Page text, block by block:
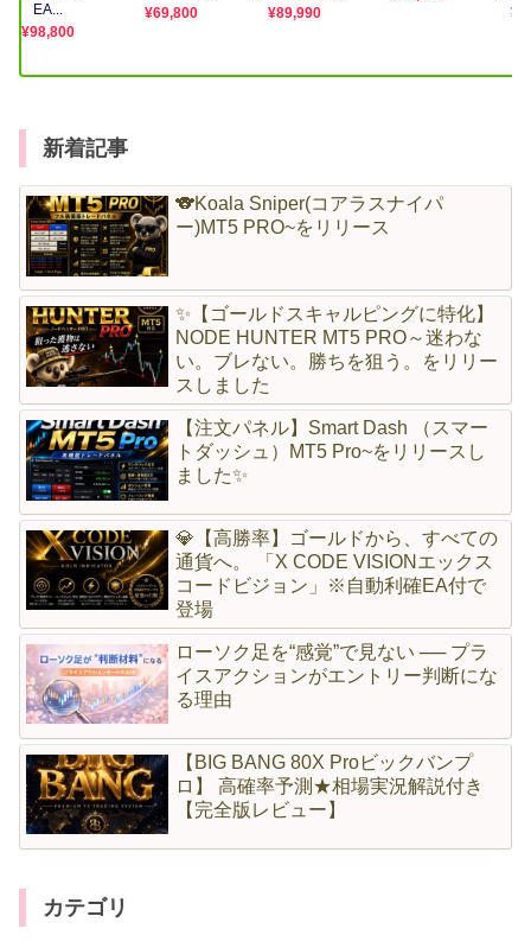
新着記事
🐨Koala Sniper(コアラスナイパ
ー)MT5 PRO~をリリース
✨【ゴールドスキャルピングに特化】
NODE HUNTER MT5 PRO～迷わな
い。ブレない。勝ちを狙う。をリリー
スしました
【注文パネル】Smart Dash （スマー
トダッシュ）MT5 Pro~をリリースし
ました✨
💎【高勝率】ゴールドから、すべての
通貨へ。 「X CODE VISIONエックス
コードビジョン」※自動利確EA付で
登場
ローソク足を“感覚”で見ない ── プラ
イスアクションがエントリー判断にな
る理由
【BIG BANG 80X Proビックバンプ
ロ】 高確率予測★相場実況解説付き
【完全版レビュー】
カテゴリ